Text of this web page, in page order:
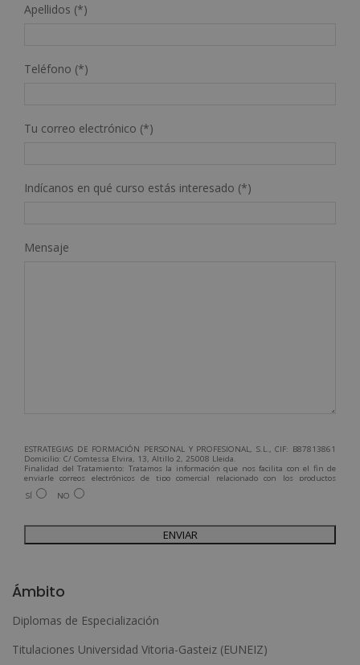
Apellidos (*)
Teléfono (*)
Tu correo electrónico (*)
Indícanos en qué curso estás interesado (*)
Mensaje
ESTRATEGIAS DE FORMACIÓN PERSONAL Y PROFESIONAL, S.L., CIF: B87813861
Domicilio: C/ Comtessa Elvira, 13, Altillo 2, 25008 Lleida.
Finalidad del Tratamiento: Tratamos la información que nos facilita con el fin de
enviarle correos electrónicos de tipo comercial relacionado con los productos
ofrecidos y otros tipo de productos que fueran de su interés.
Legitimación del tratamiento: Consentimiento del interesado.
Para más información consulte nuestra Política de Privacidad.
Desea recibir información comercial (vía telefónica y/o email):
SÍ NO
e
r
Ámbito
Diplomas de Especialización
Titulaciones Universidad Vitoria-Gasteiz (EUNEIZ)